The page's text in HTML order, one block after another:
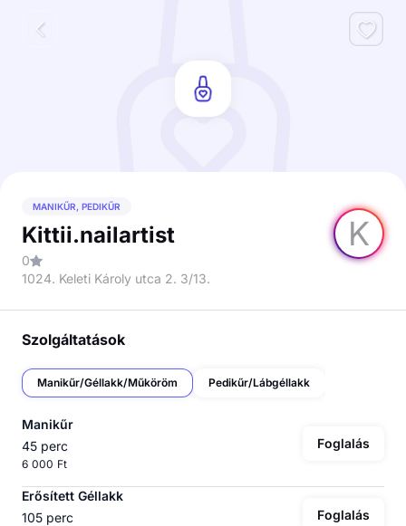
K
MANIKŰR, PEDIKŰR
Kittii.nailartist
0
1024. Keleti Károly utca 2. 3/13.
Szolgáltatások
Manikűr/Géllakk/Műköröm Pedikűr/Lábgéllakk
Manikűr
45 perc
6 000 Ft
Foglalás
Erősített Géllakk
105 perc
Foglalás